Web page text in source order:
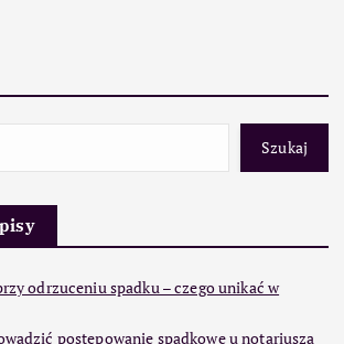
Szukaj
odrzuceniu spadku – czego unikać w
postępowanie spadkowe u notariusza